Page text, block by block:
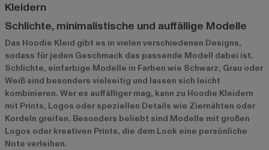
Kleidern
Schlichte, minimalistische und auffällige Modelle
Das Hoodie Kleid gibt es in vielen verschiedenen Designs,
sodass für jeden Geschmack das passende Modell dabei ist.
Schlichte, einfarbige Modelle in Farben wie Schwarz, Grau oder
Weiß sind besonders vielseitig und lassen sich leicht
kombinieren. Wer es auffälliger mag, kann zu Hoodie Kleidern
mit Prints, Logos oder speziellen Details wie Ziernähten oder
Kordeln greifen. Besonders beliebt sind Modelle mit großen
Logos oder kreativen Prints, die dem Look eine persönliche
Note verleihen.